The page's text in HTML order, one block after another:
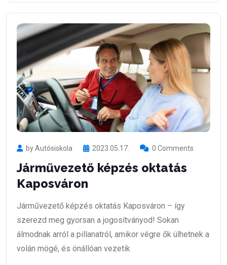
by Autósiskola 2023.05.17. 0 Comments
Járművezető képzés oktatás
Kaposváron
Járművezető képzés oktatás Kaposváron – így
szerezd meg gyorsan a jogosítványod! Sokan
álmodnak arról a pillanatról, amikor végre ők ülhetnek a
volán mögé, és önállóan vezetik